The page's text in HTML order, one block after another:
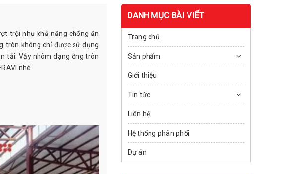
trội như khả năng chống ăn
tròn không chỉ được sử dụng
tải. Vậy nhôm dạng ống tròn
nhé.
DANH MỤC BÀI VIẾT
Trang chủ
Sản phẩm
Giới thiệu
Tin tức
Liên hệ
Hệ thống phân phối
Dự án